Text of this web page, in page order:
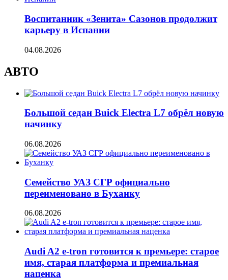
Воспитанник «Зенита» Сазонов продолжит
карьеру в Испании
04.08.2026
АВТО
Большой седан Buick Electra L7 обрёл новую
начинку
06.08.2026
Семейство УАЗ СГР официально
переименовано в Буханку
06.08.2026
Audi A2 e-tron готовится к премьере: старое
имя, старая платформа и премиальная
наценка